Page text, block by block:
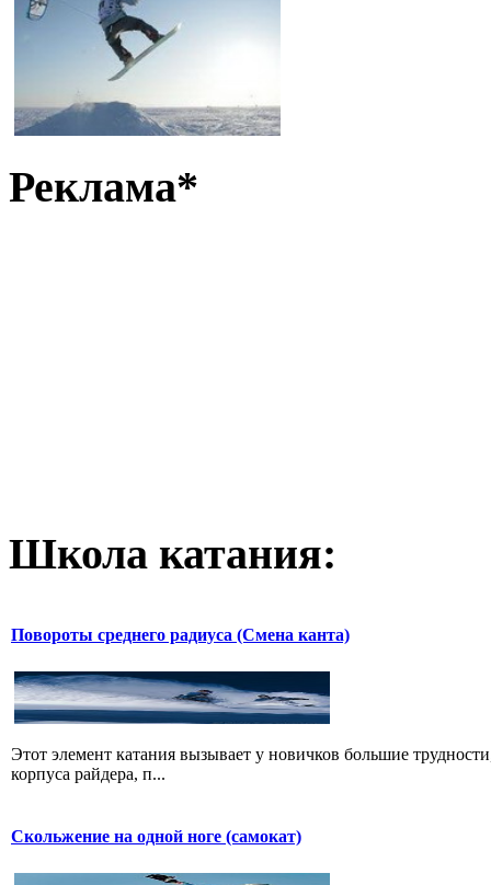
Реклама*
Школа катания:
Повороты среднего радиуса (Смена канта)
Этот элемент катания вызывает у новичков большие
корпуса райдера, п...
Скольжение на одной ноге (самокат)